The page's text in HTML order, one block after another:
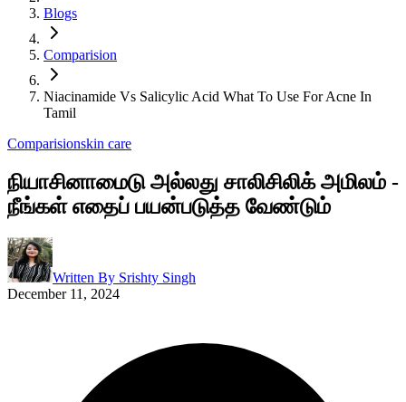
Blogs
Comparision
Niacinamide Vs Salicylic Acid What To Use For Acne In
Tamil
Comparisionskin care
நியாசினாமைடு அல்லது சாலிசிலிக் அமிலம் -
நீங்கள் எதைப் பயன்படுத்த வேண்டும்
Written By Srishty Singh
December 11, 2024